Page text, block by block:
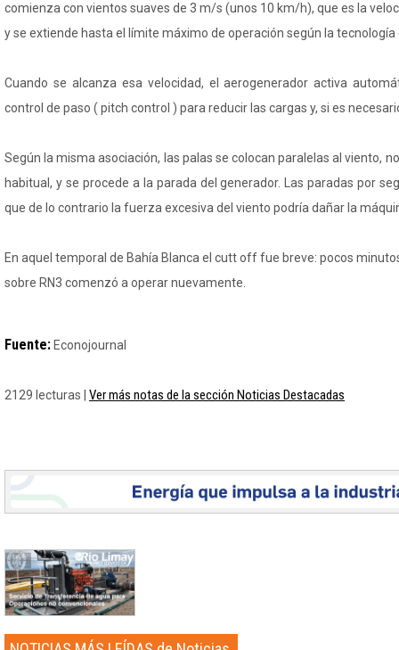
comienza con vientos suaves de 3 m/s (unos 10 km/h), que es la
y se extiende hasta el límite máximo de operación según la
Cuando se alcanza esa velocidad, el aerogenerador activa
control de paso ( pitch control ) para reducir las cargas y, si es
Según la misma asociación, las palas se colocan paralelas al viento,
habitual, y se procede a la parada del generador. Las paradas por
que de lo contrario la fuerza excesiva del viento podría dañar la
En aquel temporal de Bahía Blanca el cutt off fue breve: pocos
sobre RN3 comenzó a operar nuevamente.
Fuente: Econojournal
2129 lecturas | Ver más notas de la sección Noticias Destacadas